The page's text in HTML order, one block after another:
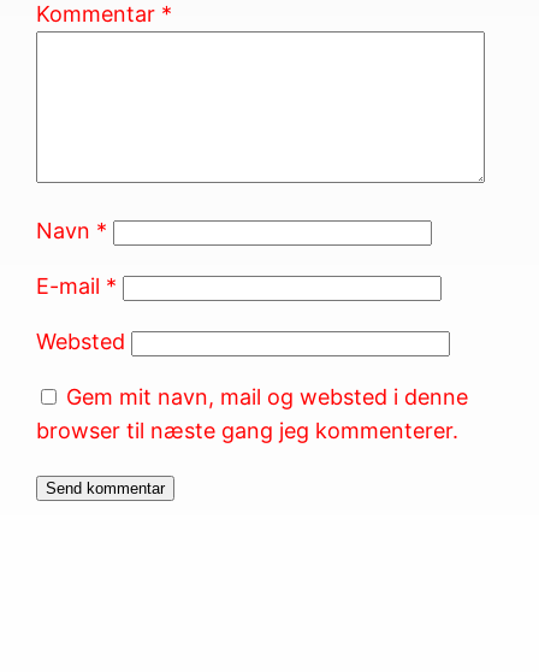
Kommentar *
Navn *
E-mail *
Websted
Gem mit navn, mail og websted i denne
browser til næste gang jeg kommenterer.